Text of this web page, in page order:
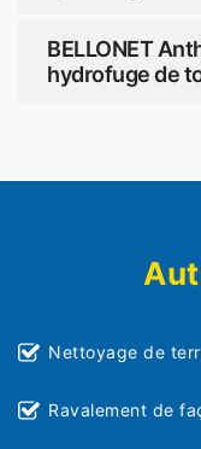
BELLONET
hydrofuge de
Nettoyage de
Ravalement de